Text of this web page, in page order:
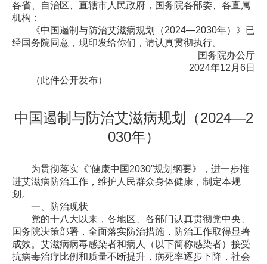
各省、自治区、直辖市人民政府，国务院各部委、各直属
机构：
《中国遏制与防治艾滋病规划（2024—2030年）》已
经国务院同意，现印发给你们，请认真贯彻执行。
国务院办公厅
2024年12月6日
（此件公开发布）
中国遏制与防治艾滋病规划（2024—2
030年）
为贯彻落实《“健康中国2030”规划纲要》，进一步推
进艾滋病防治工作，维护人民群众身体健康，制定本规
划。
一、防治现状
党的十八大以来，各地区、各部门认真贯彻党中央、
国务院决策部署，全面落实防治措施，防治工作取得显著
成效。艾滋病病毒感染者和病人（以下简称感染者）接受
抗病毒治疗比例和质量不断提升，病死率逐步下降，社会